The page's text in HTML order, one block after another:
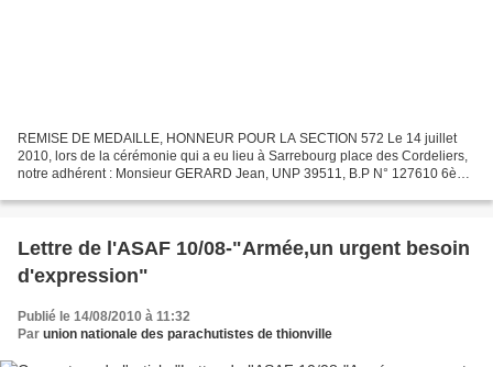
REMISE DE MEDAILLE, HONNEUR POUR LA SECTION 572 Le 14 juillet
2010, lors de la cérémonie qui a eu lieu à Sarrebourg place des Cordeliers,
notre adhérent : Monsieur GERARD Jean, UNP 39511, B.P N° 127610 6ème
Lettre de l'ASAF 10/08-"Armée,un urgent besoin
d'expression"
Publié le 14/08/2010 à 11:32
Par union nationale des parachutistes de thionville